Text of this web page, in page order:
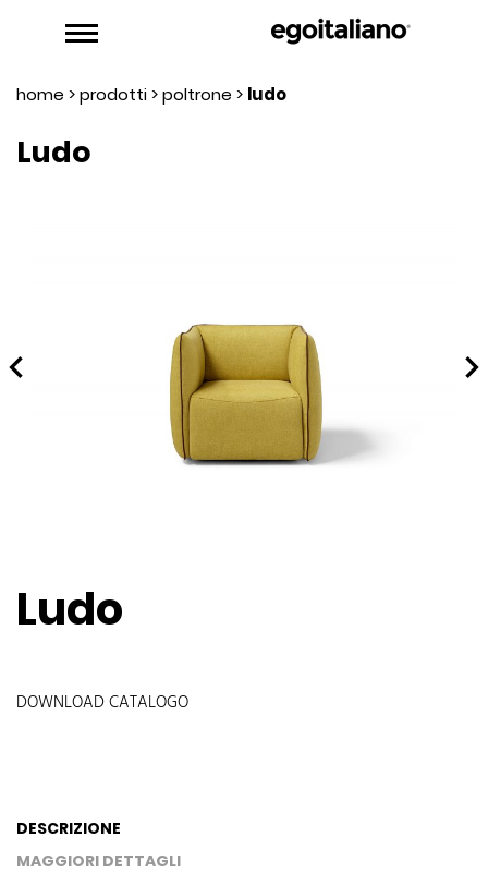
home >prodotti>poltrone > ludo
Ludo
Ludo
DOWNLOAD CATALOGO
DESCRIZIONE
MAGGIORI DETTAGLI